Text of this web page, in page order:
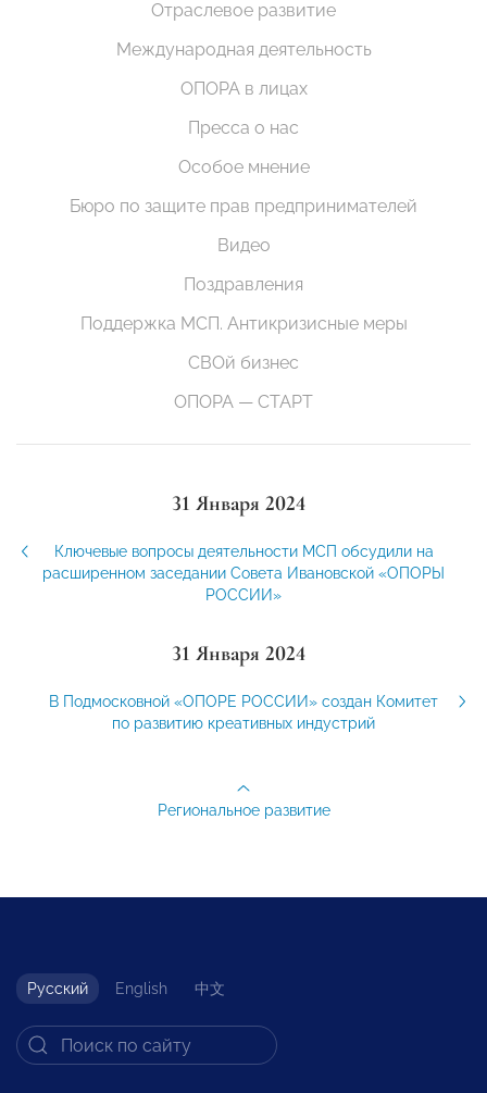
Отраслевое развитие
Международная деятельность
ОПОРА в лицах
Пресса о нас
Особое мнение
Бюро по защите прав предпринимателей
Видео
Поздравления
Поддержка МСП. Антикризисные меры
СВОй бизнес
ОПОРА — СТАРТ
31 Января 2024
Ключевые вопросы деятельности МСП обсудили на
расширенном заседании Совета Ивановской «ОПОРЫ
РОССИИ»
31 Января 2024
В Подмосковной «ОПОРЕ РОССИИ» создан Комитет
по развитию креативных индустрий
Региональное развитие
Русский English 中文